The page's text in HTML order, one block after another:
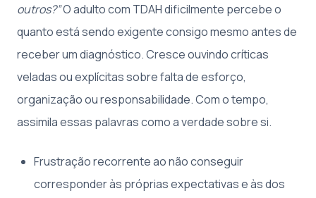
outros?”O adulto com TDAH dificilmente percebe o
quanto está sendo exigente consigo mesmo antes de
receber um diagnóstico. Cresce ouvindo críticas
veladas ou explícitas sobre falta de esforço,
organização ou responsabilidade. Com o tempo,
assimila essas palavras como a verdade sobre si.
Frustração recorrente ao não conseguir
corresponder às próprias expectativas e às dos